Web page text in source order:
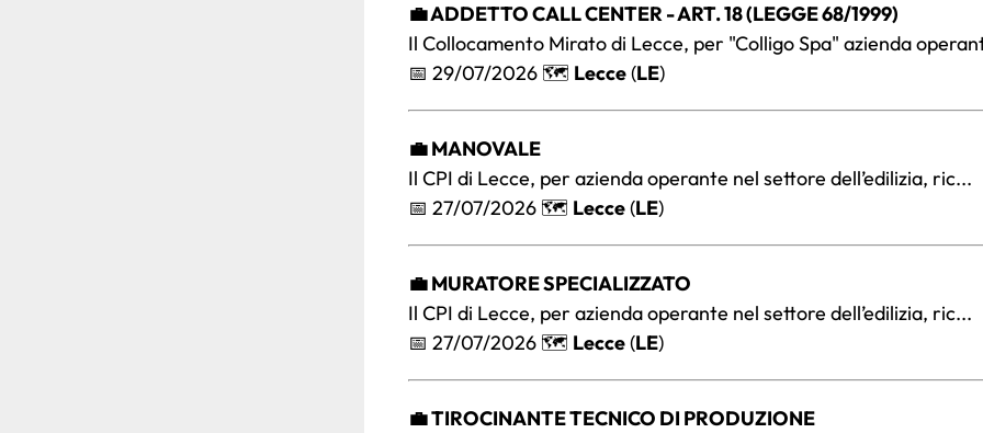
💼 ADDETTO CALL CENTER - ART. 18 (LEGGE 68/1999)
Il Collocamento Mirato di Lecce, per "Colligo Spa" azienda
📅 29/07/2026 🗺️ Lecce(LE)
💼 MANOVALE
Il CPI di Lecce, per azienda operante nel settore dell’edilizia, ric...
📅 27/07/2026 🗺️ Lecce(LE)
💼 MURATORE SPECIALIZZATO
Il CPI di Lecce, per azienda operante nel settore dell’edilizia, ric...
📅 27/07/2026 🗺️ Lecce(LE)
💼 TIROCINANTE TECNICO DI PRODUZIONE